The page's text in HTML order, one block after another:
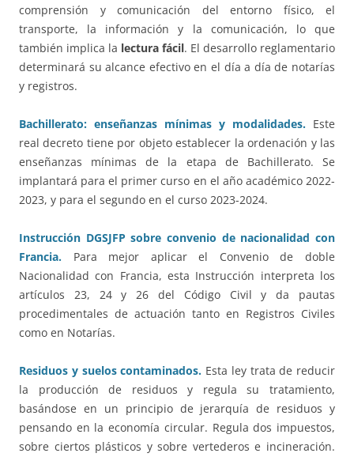
comprensión y comunicación del entorno físico, el
transporte, la información y la comunicación, lo que
también implica la lectura fácil. El desarrollo reglamentario
determinará su alcance efectivo en el día a día de notarías
y registros.
Bachillerato: enseñanzas mínimas y modalidades. Este
real decreto tiene por objeto establecer la ordenación y las
enseñanzas mínimas de la etapa de Bachillerato. Se
implantará para el primer curso en el año académico 2022-
2023, y para el segundo en el curso 2023-2024.
Instrucción DGSJFP sobre convenio de nacionalidad con
Francia. Para mejor aplicar el Convenio de doble
Nacionalidad con Francia, esta Instrucción interpreta los
artículos 23, 24 y 26 del Código Civil y da pautas
procedimentales de actuación tanto en Registros Civiles
como en Notarías.
Residuos y suelos contaminados. Esta ley trata de reducir
la producción de residuos y regula su tratamiento,
basándose en un principio de jerarquía de residuos y
pensando en la economía circular. Regula dos impuestos,
sobre ciertos plásticos y sobre vertederos e incineración.